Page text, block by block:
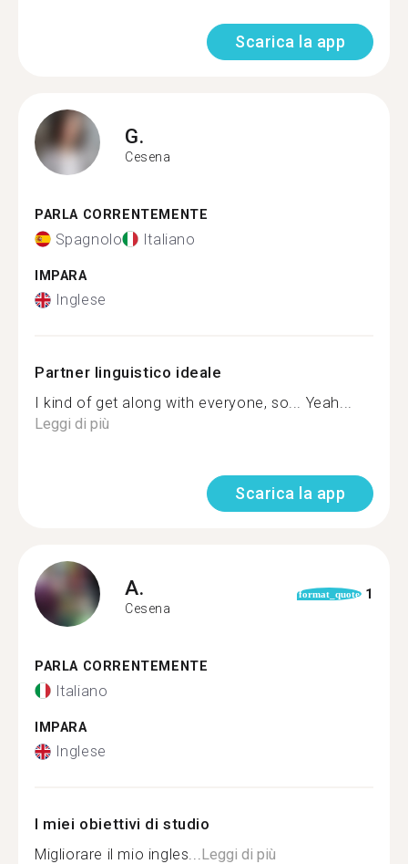
Scarica la app
G.
Cesena
PARLA CORRENTEMENTE
Spagnolo Italiano
IMPARA
Inglese
Partner linguistico ideale
I kind of get along with everyone, so... Yeah...
Leggi di più
Scarica la app
A.
Cesena
format_quote 1
PARLA CORRENTEMENTE
Italiano
IMPARA
Inglese
I miei obiettivi di studio
Migliorare il mio ingles...Leggi di più